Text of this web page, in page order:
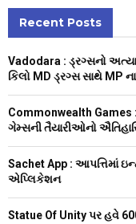
h
f
o
Recent Posts
Vadodara : ડ્રગ્સનો
કિલો MD ડ્રગ્સ સાથે MP
Commonwealth Games
ગેમ્સની તૈયારીઓનો
Sachet App : આપત્તિમાં
એપ્લિકેશન
Statue Of Unity પર હવે